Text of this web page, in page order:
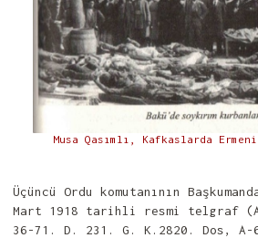
Musa Qasımlı, Kafkaslarda
Üçüncü Ordu komutanının
Mart 1918 tarihli resmi telgraf
36-71. D. 231. G. K.2820. Dos,